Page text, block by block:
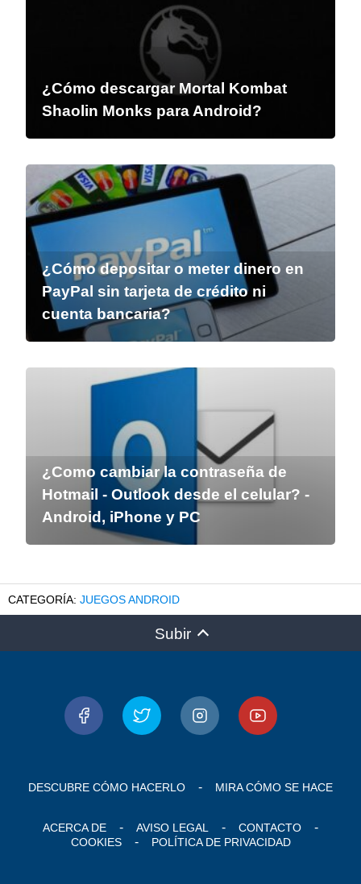
¿Cómo descargar Mortal Kombat
Shaolin Monks para Android?
¿Cómo depositar o meter dinero en
PayPal sin tarjeta de crédito ni
cuenta bancaria?
¿Como cambiar la contraseña de
Hotmail - Outlook desde el celular? -
Android, iPhone y PC
JUEGOS ANDROID
Subir
DESCUBRE CÓMO HACERLO MIRA CÓMO SE HACE
ACERCA DE AVISO LEGAL
CONTACTO
COOKIES
POLÍTICA DE PRIVACIDAD